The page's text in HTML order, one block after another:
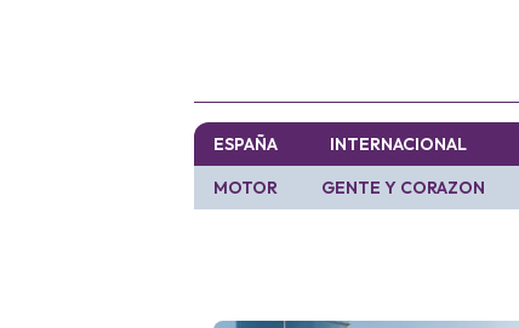
ESPAÑA INTERNACIONAL
MOTOR
GENTE Y CORAZON